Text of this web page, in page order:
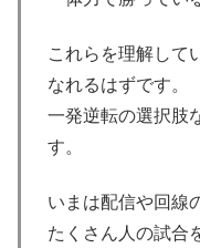
これらを理解して
なれるはずです。
一発逆転の選択肢
す。
いまは配信や回線
たくさん人の試合